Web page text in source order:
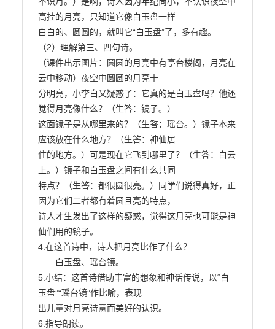
高挂的月亮，只知道它像白玉盘一样
白白的、圆圆的，就叫它“白玉盘”了，多有趣。
（2）理解第三、四句诗。
（课件出示图片：圆圆的月亮中有亭台楼阁，月亮在
云中移动）夜空中圆圆的月亮十
分明亮，小李白又疑惑了：它真的是白玉盘吗？他还
觉得月亮像什么？（生答：镜子。）
这面镜子是从哪里来的？（生答：瑶台。）镜子本来
应该放在什么地方？（生答：神仙居
住的地方。）可是现在它飞到哪里了？（生答：白云
上。）镜子和白玉盘之间有什么共同
特点？（生答：都很圆很亮。）同学们说得真好，正
因为它们二者都有着圆且亮的特点，
诗人才生发出了这样的疑惑，觉得这月亮也可能是神
仙们用的镜子。
4.在这首诗中，诗人把月亮比作了什么？
——白玉盘、瑶台镜。
5.小结：这首诗借助丰富的想象和神话传说，以“白
玉盘”“瑶台镜”作比喻，表现
出儿童对月亮诗意而美好的认识。
6.指导朗读。